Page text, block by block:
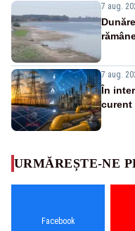
7 aug.
7 aug.
În
curent
URMĂREȘTE-NE
Facebook